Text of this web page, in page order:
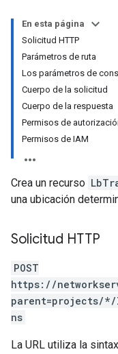
En esta página
Solicitud HTTP
Parámetros de ruta
Los parámetros de
Cuerpo de la solicitud
Cuerpo de la respuesta
Permisos de
Permisos de IAM
Crea un recurso
una ubicación
Solicitud HTTP
POST
https://
parent=projects/
ns
La URL utiliza la